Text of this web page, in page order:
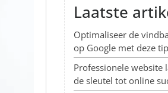
Laatste
Optimaliseer de
op Google met deze
Professionele website
de sleutel tot online